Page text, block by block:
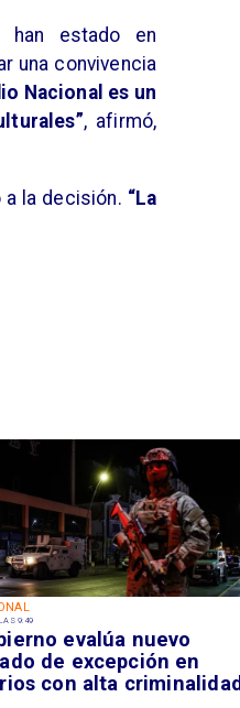
9:49
evalúa nuevo
de excepción en
con alta criminalidad
han estado en
una convivencia
Nacional es un
, afirmó,
la decisión. “La